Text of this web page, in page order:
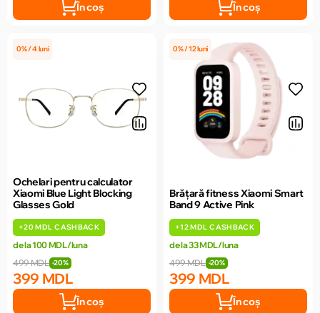
În coș În coș
0% / 4 luni
Ochelari pentru calculator
Xiaomi Blue Light Blocking
Glasses Gold
+20 MDL CASHBACK
de la 100 MDL/luna
399 MDL
499 MDL -20%
În coș
0% / 12 luni
Brățară fitness Xiaomi Smart
Band 9 Active Pink
+12 MDL CASHBACK
de la 33 MDL/luna
399 MDL
499 MDL -20%
În coș